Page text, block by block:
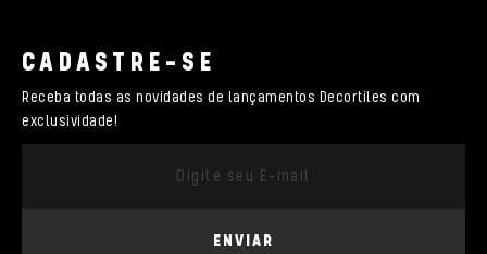
CADASTRE-SE
Receba todas as novidades de lançamentos Decortiles com
exclusividade!
ENVIAR